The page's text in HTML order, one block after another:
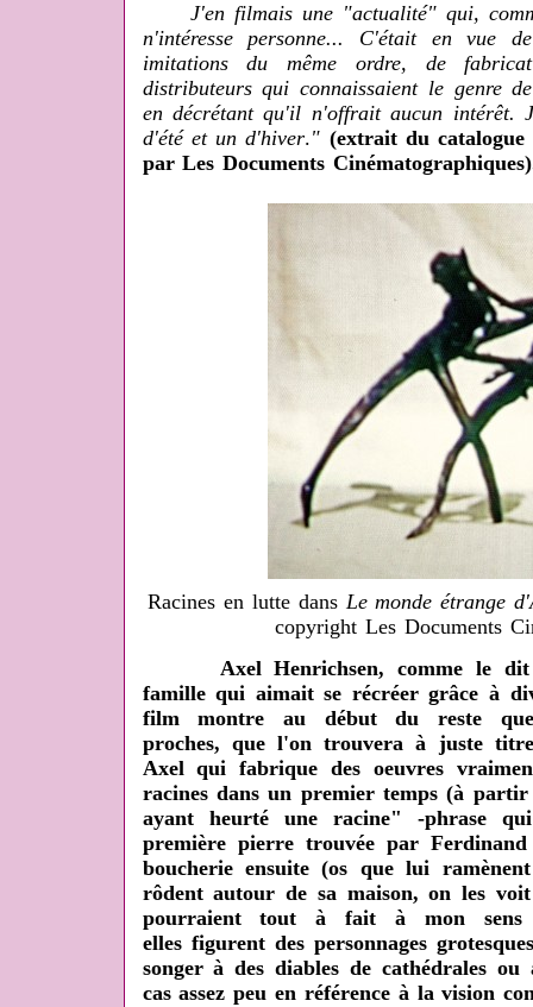
J'en filmais une "actualité" qui,
n'intéresse personne... C'était en vue
imitations du même ordre, de
distributeurs qui connaissaient le genre
en décrétant qu'il n'offrait aucun intérêt.
d'été et un d'hiver." (extrait du
par Les Documents
Racines en lutte dans Le monde étrange
copyright Les Documents
Axel Henrichsen, comme le
famille qui aimait se récréer grâce à
film montre au début du reste
proches, que l'on trouvera à juste titre
Axel qui fabrique des oeuvres
racines dans un premier temps (à
ayant heurté une racine" -phrase
première pierre trouvée par
boucherie ensuite (os que lui
rôdent autour de sa maison, on les
pourraient tout à fait à mon
elles figurent des personnages
songer à des diables de cathédrales
cas assez peu en référence à la vision